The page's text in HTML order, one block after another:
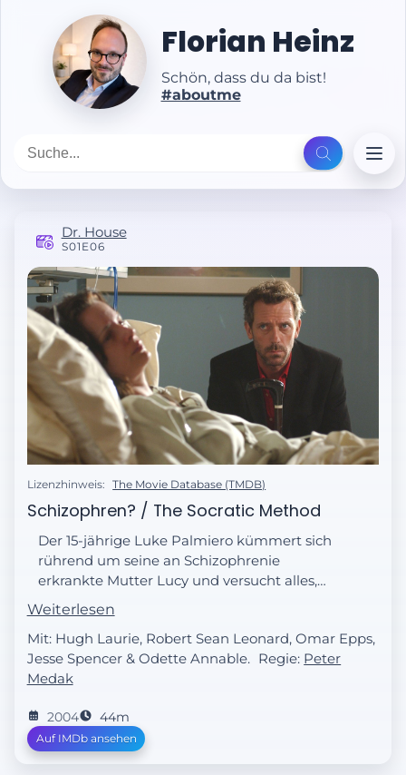
Florian Heinz
Schön, dass du da bist!
#aboutme
Dr. House
S01E06
Lizenzhinweis: The Movie Database (TMDB)
Schizophren? / The Socratic Method
Der 15-jährige Luke Palmiero kümmert sich
rührend um seine an Schizophrenie
erkrankte Mutter Lucy und versucht alles,
um ihr den Alltag einigermaßen lebenswert
zu gestalten. Doch plötzlich bricht Lucy
zusammen und wird ins Krankenhaus
eingeliefert. Der Notarzt stellt eine
Venenthrombose fest - ein Befund, den Dr.
teilen will.
Weiterlesen
Mit: Hugh Laurie, Robert Sean Leonard, Omar Epps,
Jesse Spencer & Odette Annable. Regie: Peter
Medak
2004 44m
Auf IMDb ansehen